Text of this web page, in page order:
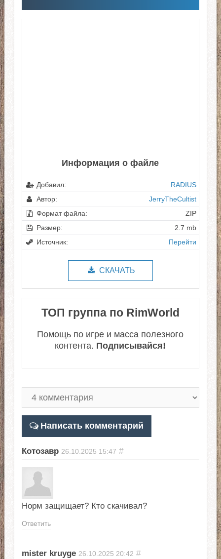
Информация о файле
Добавил:
RADIUS
Автор:
JerryTheCultist
Формат файла:
ZIP
Размер:
2.7 mb
Источник:
Перейти
СКАЧАТЬ
ТОП группа по RimWorld
Помощь по игре и масса полезного
контента. Подписывайся!
Написать комментарий
Котозавр 26.10.2025 15:47 #
Норм защищает? Кто скачивал?
Ответить
mister kruyge 26.10.2025 20:42 #